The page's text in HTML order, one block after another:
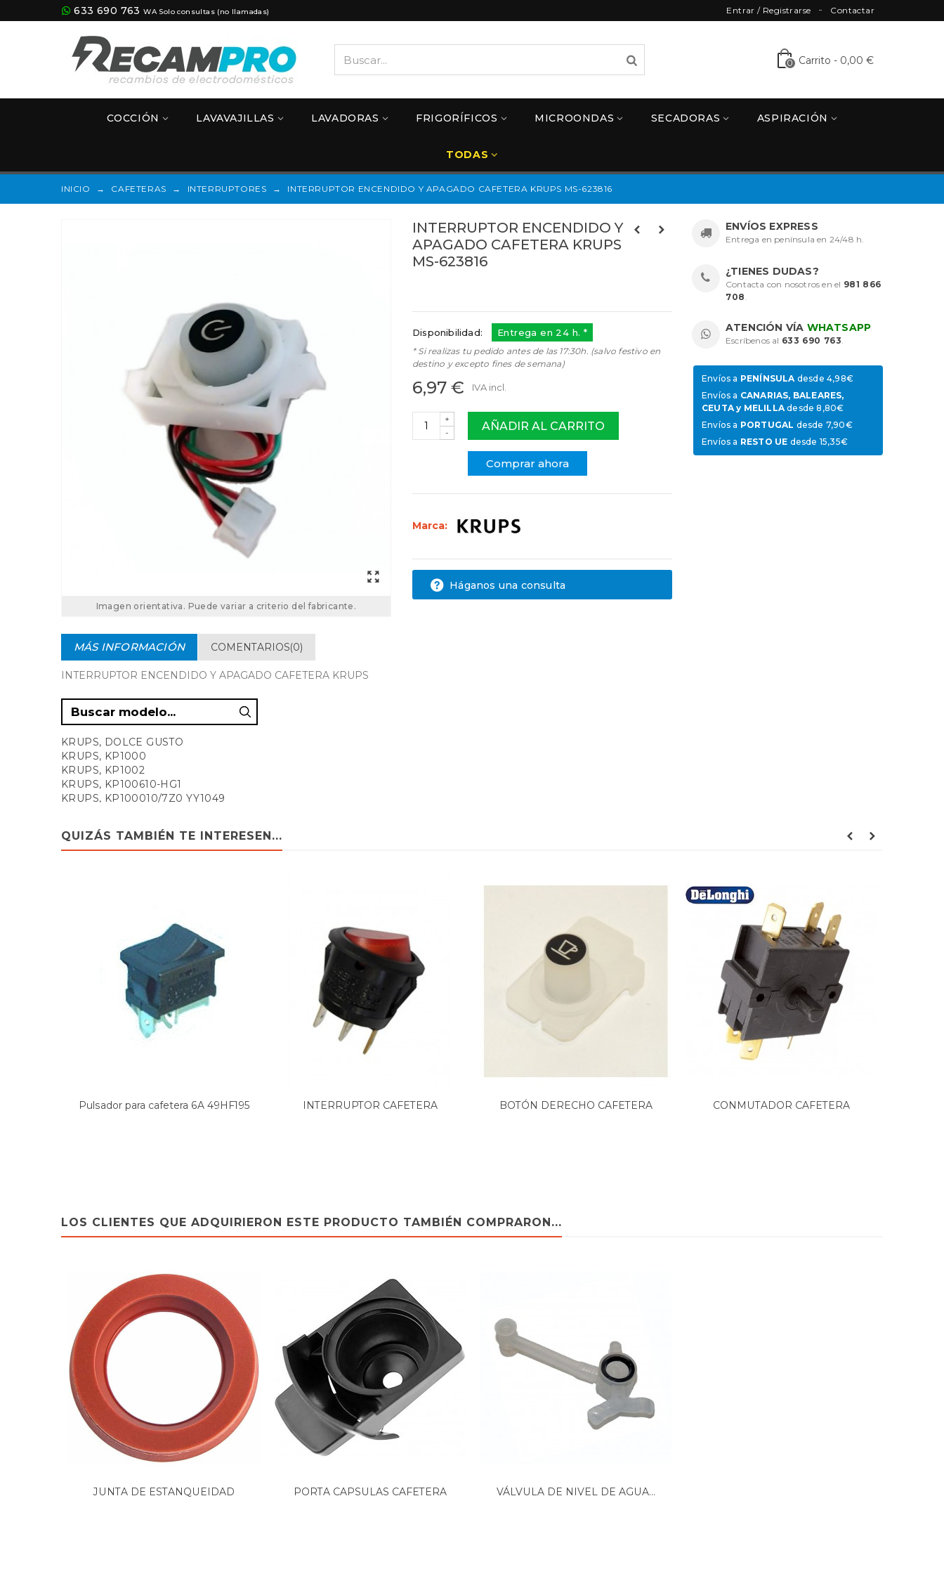
633 690 763 WA Solo consultas (no llamadas) Contactar
Entrar / Registrarse
0 Carrito - 0,00 €
COCCIÓN LAVAVAJILLAS LAVADORAS FRIGORÍFICOS MICROONDAS SECADORAS ASPIRACIÓN
TODAS
INICIO → CAFETERAS → INTERRUPTORES → INTERRUPTOR ENCENDIDO Y APAGADO CAFETERA KRUPS MS-623816
Imagen orientativa. Puede variar a criterio del fabricante.
INTERRUPTOR ENCENDIDO Y
APAGADO CAFETERA KRUPS
MS-623816
Disponibilidad: Entrega en 24 h. *
* Si realizas tu pedido antes de las 17:30h. (salvo festivo en
destino y excepto fines de semana)
6,97 € IVA incl.
-
+
AÑADIR AL CARRITO
Comprar ahora
Marca:
Háganos una consulta
ENVÍOS EXPRESS
Entrega en península en 24/48 h.
¿TIENES DUDAS?
Contacta con nosotros en el 981 866
708 .
ATENCIÓN VÍA WHATSAPP
Escríbenos al 633 690 763.
Envíos a PENÍNSULAdesde 4,98€
Envíos a CANARIAS, BALEARES,
CEUTA y MELILLAdesde 8,80€
Envíos a PORTUGAL desde 7,90€
Envíos a RESTO UE desde 15,35€
MÁS INFORMACIÓN COMENTARIOS(0)
INTERRUPTOR ENCENDIDO Y APAGADO CAFETERA KRUPS
KRUPS, DOLCE GUSTO
KRUPS, KP1000
KRUPS, KP1002
KRUPS, KP100610-HG1
KRUPS, KP100010/7Z0 YY1049
KRUPS, KP350110/7Z1
KRUPS, KP350110/HG1
KRUPS, KP350B10/7Z1
QUIZÁS TAMBIÉN TE INTERESEN...
Pulsador para cafetera 6A 49HF195
INTERRUPTOR CAFETERA
BOTÓN DERECHO CAFETERA
CONMUTADOR CAFETERA
LOS CLIENTES QUE ADQUIRIERON ESTE PRODUCTO TAMBIÉN COMPRARON...
JUNTA DE ESTANQUEIDAD
PORTA CAPSULAS CAFETERA
VÁLVULA DE NIVEL DE AGUA...